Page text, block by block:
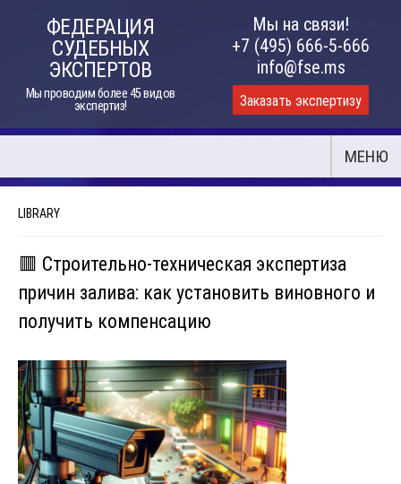
ФЕДЕРАЦИЯ
СУДЕБНЫХ
ЭКСПЕРТОВ
Мы проводим более 45 видов
экспертиз!
Мы на связи!
+7 (495) 666-5-666
info@fse.ms
Заказать экспертизу
МЕНЮ
LIBRARY
🟥 Строительно-техническая экспертиза
причин залива: как установить виновного и
получить компенсацию